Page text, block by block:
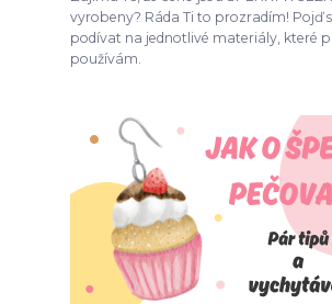
vyrobeny? Ráda Ti to prozradím! Pojď
podívat na jednotlivé materiály, které
používám.